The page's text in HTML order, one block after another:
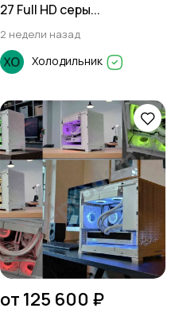
27 Full HD серы...
2 недели назад
Холодильник
от 125 600 ₽